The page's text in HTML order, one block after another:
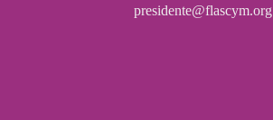
presidente@flascym.org